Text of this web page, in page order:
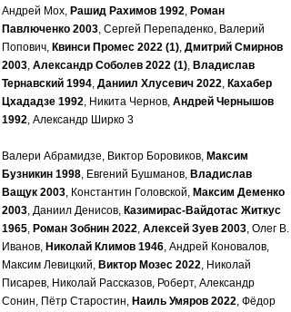
Андрей Мох, Рашид Рахимов 1992, Роман
Павлюченко 2003, Сергей Перепаденко, Валерий
Попович, Квинси Промес 2022 (1), Дмитрий Смирнов
2003, Александр Соболев 2022 (1), Владислав
Тернавский 1994, Даниил Хлусевич 2022, Кахабер
Цхададзе 1992, Никита Чернов, Андрей Чернышов
1992, Александр Ширко 3
Валери Абрамидзе, Виктор Боровиков, Максим
Бузникин 1998, Евгений Бушманов, Владислав
Ващук 2003, Константин Головской, Максим Деменко
2003, Даниил Денисов, Казимирас-Вайдотас Житкус
1965, Роман Зобнин 2022, Алексей Зуев 2003, Олег В.
Иванов, Николай Климов 1946, Андрей Коновалов,
Максим Левицкий, Виктор Мозес 2022, Николай
Писарев, Николай Рассказов, Роберт, Александр
Сонин, Пётр Старостин, Наиль Умяров 2022, Фёдор